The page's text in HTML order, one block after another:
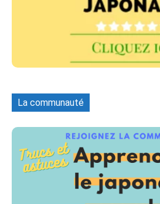
La communauté